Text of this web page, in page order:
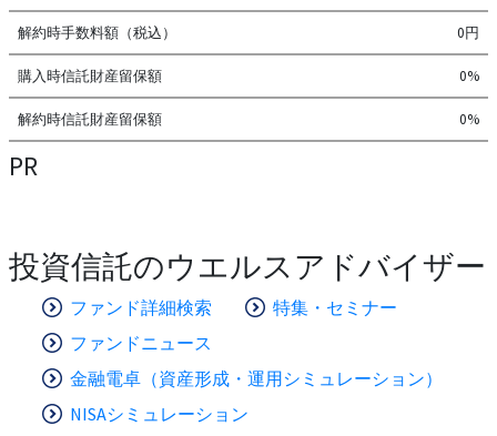
解約時手数料額（税込） 0円
購入時信託財産留保額 0%
解約時信託財産留保額 0%
PR
投資信託のウエルスアドバイザー
ファンド詳細検索
特集・セミナー
ファンドニュース
金融電卓（資産形成・運用シミュレーション）
NISAシミュレーション